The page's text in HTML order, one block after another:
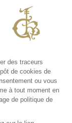
des traceurs
de cookies de
ou vous
à tout moment en
de politique de
&